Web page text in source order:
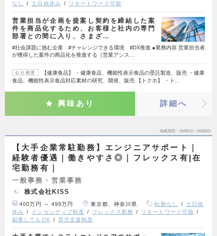
なし
土日祝休み リモートワーク可能
営業担当が企画を提案し契約を締結した案
件を商品化するため、お客様と社内の専門
部署との間に入り、さまざ…
#社会課題に挑む企業 #チャレンジできる環境 #DX推進 ●業務内容 営業担当者
が獲得した案件の商品化を推進する［営業アシス…
会社概要
【健康食品】 ・健康食品、機能性表示食品の受託製造、販売 ・健康
食品、機能性表示食品対応素材の研究、開発、販売 【トクホ】 ・ト…
興味あり 詳細へ
掲載期間 26/08/10～26/08/23
【大手企業常駐勤務】エンジニアサポート｜
経験者優遇｜働きやすさ◎｜フレックス有|在
宅勤務有｜
一般事務・営業事務
株式会社KISS
400万円 ～ 499万円 東京都、神奈川県 転勤なし
土日祝
休み
インセンティブ制度 フレックス勤務
リモートワーク可能
副業してもOK
育児支援制度